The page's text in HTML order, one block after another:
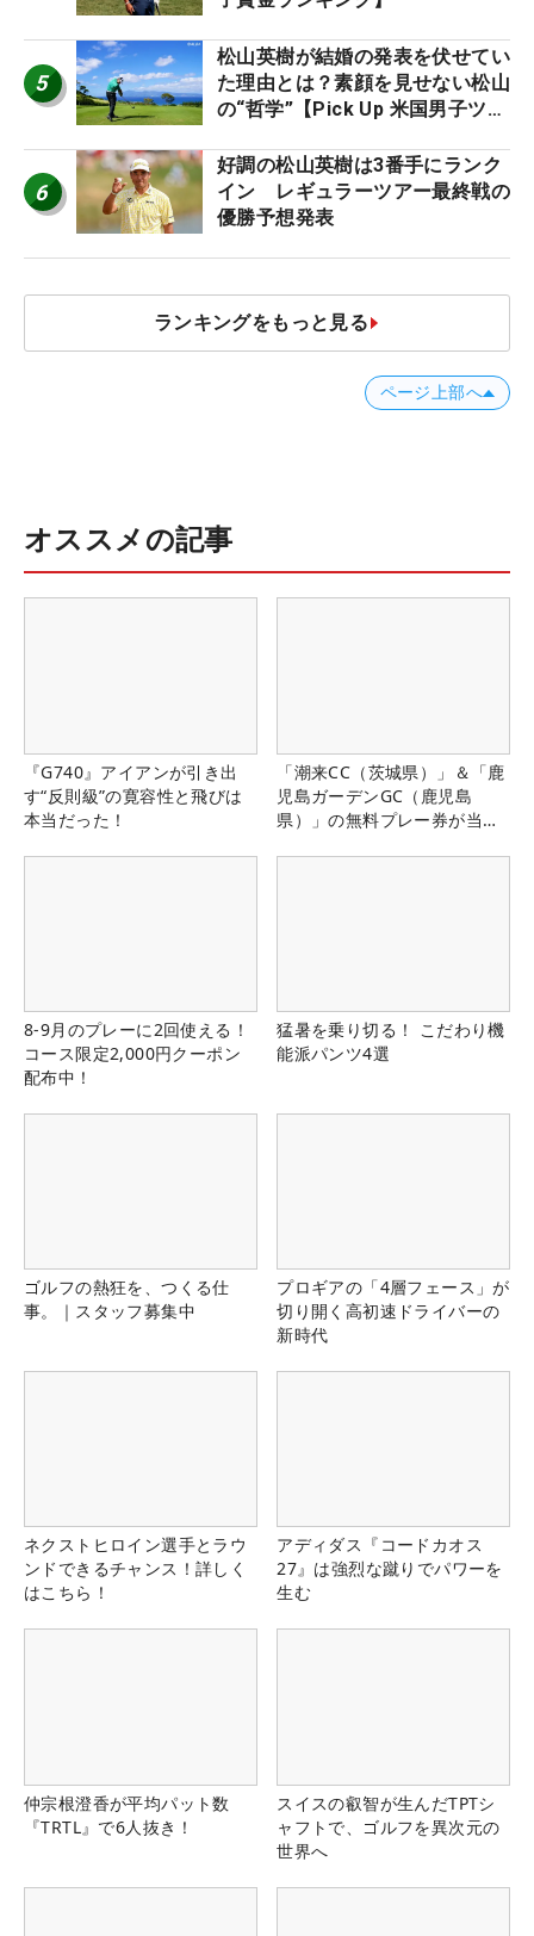
5
松山英樹が結婚の発表を伏せてい
た理由とは？素顔を見せない松山
の“哲学”【Pick Up 米国男子ツア
6
好調の松山英樹は3番手にランク
イン レギュラーツアー最終戦の
優勝予想発表
ランキングをもっと見る
ページ上部へ
オススメの記事
『G740』アイアンが引き出
す“反則級”の寛容性と飛びは
本当だった！
「潮来CC（茨城県）」＆「鹿
児島ガーデンGC（鹿児島
県）」の無料プレー券が当た
8-9月のプレーに2回使える！
コース限定2,000円クーポン
配布中！
猛暑を乗り切る！ こだわり機
能派パンツ4選
ゴルフの熱狂を、つくる仕
事。｜スタッフ募集中
プロギアの「4層フェース」が
切り開く高初速ドライバーの
新時代
ネクストヒロイン選手とラウ
ンドできるチャンス！詳しく
はこちら！
アディダス『コードカオス
27』は強烈な蹴りでパワーを
生む
仲宗根澄香が平均パット数
『TRTL』で6人抜き！
スイスの叡智が生んだTPTシ
ャフトで、ゴルフを異次元の
世界へ